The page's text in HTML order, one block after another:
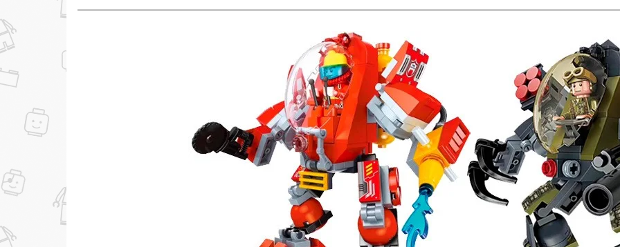
100₽
50₽ за текстовый отзыв или 100₽ за отзыв с фото.
Оставьте отзыв (не менее 50 символов) о товаре
указанием номера и даты заказа в нашем магазине
Участвуйте в конкурсах и розыгрышах в нашейгруппе ВКи выигрывайте отличные призы!
Подробные условия всех акций и бонусов...